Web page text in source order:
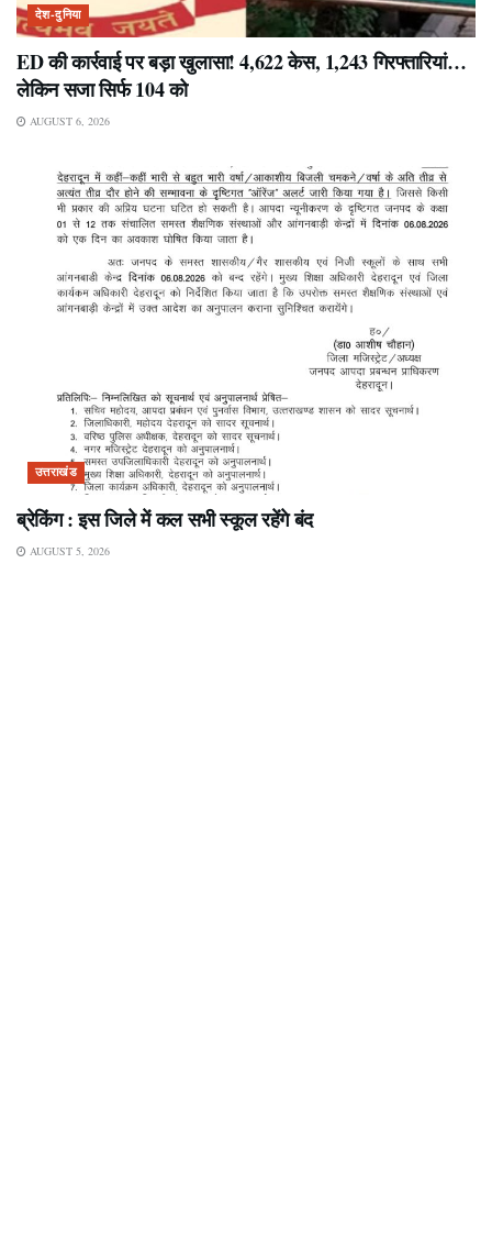
देश-दुनिया
ED की कार्रवाई पर बड़ा खुलासा! 4,622 केस, 1,243 गिरफ्तारियां…
लेकिन सजा सिर्फ 104 को
AUGUST 6, 2026
उत्तराखंड
ब्रेकिंग : इस जिले में कल सभी स्कूल रहेंगे बंद
AUGUST 5, 2026